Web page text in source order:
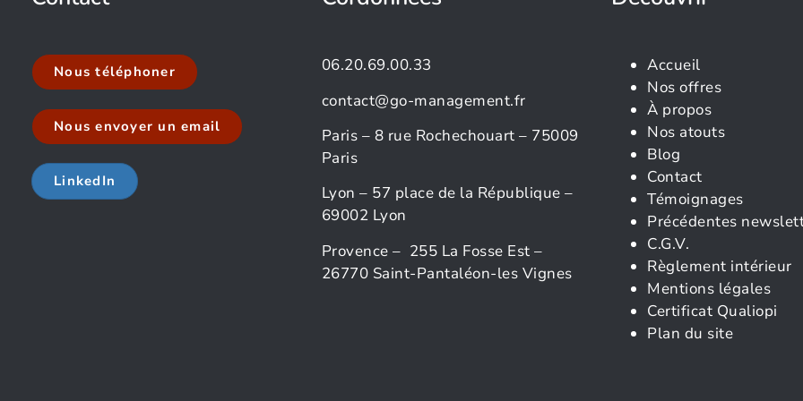
Nous téléphoner
Nous envoyer un email
LinkedIn
06.20.69.00.33
contact@go-management.fr
Paris – 8 rue Rochechouart – 75009
Paris
Lyon – 57 place de la République –
69002 Lyon
Provence – 255 La Fosse Est –
26770 Saint-Pantaléon-les Vignes
Accueil
Nos offres
À propos
Nos atouts
Blog
Contact
Témoignages
Précédentes
C.G.V.
Règlement intérieur
Mentions légales
Certificat Qualiopi
Plan du site